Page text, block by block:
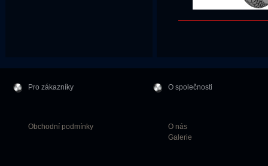
Pro zákazníky
Obchodní podmínky
O společnosti
O nás
Galerie